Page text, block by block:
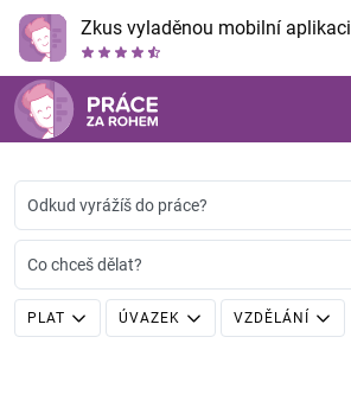
Zkus vyladěnou mobilní aplikaci
Odkud vyrážíš do práce?
Co chceš dělat?
PLAT ÚVAZEK VZDĚLÁNÍ